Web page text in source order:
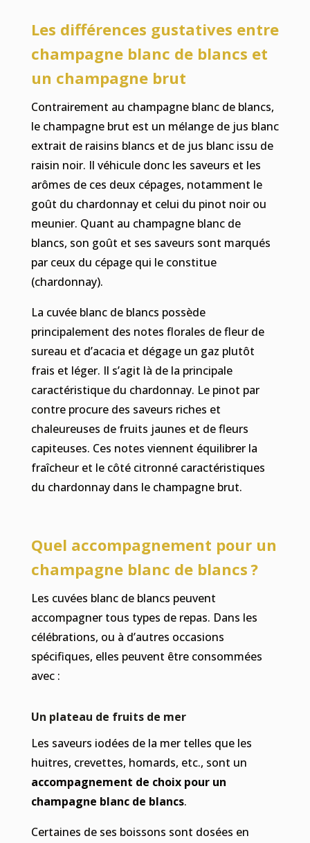
Les différences gustatives entre
champagne blanc de blancs et
un champagne brut
Contrairement au champagne blanc de blancs,
le champagne brut est un mélange de jus blanc
extrait de raisins blancs et de jus blanc issu de
raisin noir. Il véhicule donc les saveurs et les
arômes de ces deux cépages, notamment le
goût du chardonnay et celui du pinot noir ou
meunier. Quant au champagne blanc de
blancs, son goût et ses saveurs sont marqués
par ceux du cépage qui le constitue
(chardonnay).
La cuvée blanc de blancs possède
principalement des notes florales de fleur de
sureau et d’acacia et dégage un gaz plutôt
frais et léger. Il s’agit là de la principale
caractéristique du chardonnay. Le pinot par
contre procure des saveurs riches et
chaleureuses de fruits jaunes et de fleurs
capiteuses. Ces notes viennent équilibrer la
fraîcheur et le côté citronné caractéristiques
du chardonnay dans le champagne brut.
Quel accompagnement pour un
champagne blanc de blancs ?
Les cuvées blanc de blancs peuvent
accompagner tous types de repas. Dans les
célébrations, ou à d’autres occasions
spécifiques, elles peuvent être consommées
avec :
Un plateau de fruits de mer
Les saveurs iodées de la mer telles que les
huitres, crevettes, homards, etc., sont un
accompagnement de choix pour un
champagne blanc de blancs.
Certaines de ses boissons sont dosées en